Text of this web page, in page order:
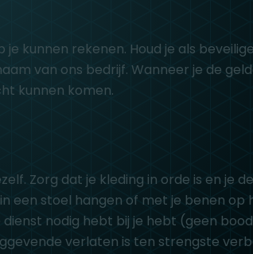
kunnen rekenen. Houd je als
van ons bedrijf. Wanneer je de
kunnen komen.
Zorg dat je kleding in orde is en je
een stoel hangen of met je benen
nodig hebt bij je hebt (geen
verlaten is ten strengste